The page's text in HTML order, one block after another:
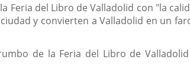
del Libro de Valladolid con "la
y convierten a Valladolid en un
de la Feria del Libro de